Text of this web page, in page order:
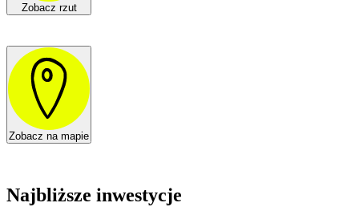
Zobacz rzut
Zobacz na mapie
Najbliższe inwestycje